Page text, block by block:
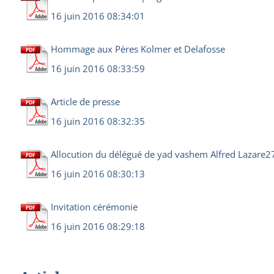
16 juin 2016 08:34:01
Hommage aux Pères Kolmer et Delafosse
16 juin 2016 08:33:59
Article de presse
16 juin 2016 08:32:35
Allocution du délégué de yad vashem Alfred
16 juin 2016 08:30:13
Invitation cérémonie
16 juin 2016 08:29:18